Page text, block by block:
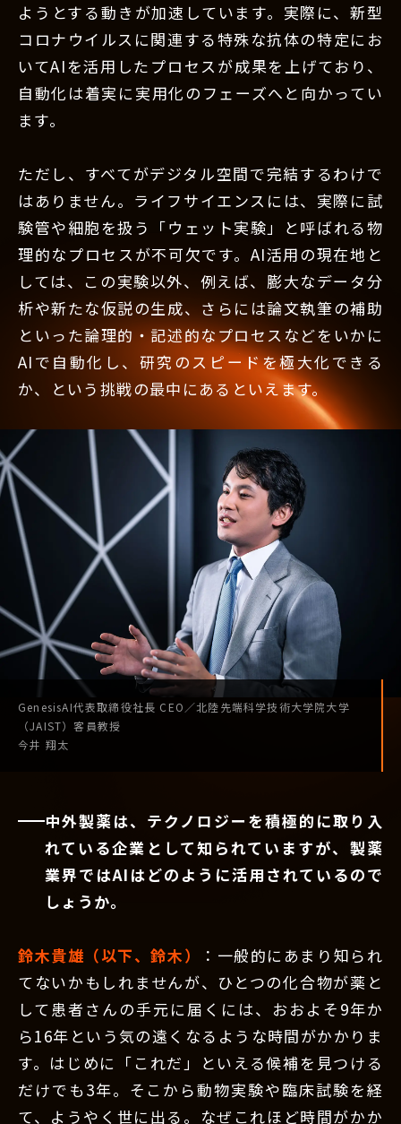
ようとする動きが加速しています。実際に、新型
コロナウイルスに関連する特殊な抗体の特定にお
いてAIを活用したプロセスが成果を上げており、
自動化は着実に実用化のフェーズへと向かってい
ます。
ただし、すべてがデジタル空間で完結するわけで
はありません。ライフサイエンスには、実際に試
験管や細胞を扱う「ウェット実験」と呼ばれる物
理的なプロセスが不可欠です。AI活用の現在地と
しては、この実験以外、例えば、膨大なデータ分
析や新たな仮説の生成、さらには論文執筆の補助
といった論理的・記述的なプロセスなどをいかに
AIで自動化し、研究のスピードを極大化できる
か、という挑戦の最中にあるといえます。
GenesisAI代表取締役社長 CEO ／北陸先端科学技術大学院大学
（JAIST）客員教授
今井 翔太
中外製薬は、テクノロジーを積極的に取り入
れている企業として知られていますが、製薬
業界ではAIはどのように活用されているので
しょうか。
鈴木貴雄（以下、鈴木）
：一般的にあまり知られ
てないかもしれませんが、ひとつの化合物が薬と
して患者さんの手元に届くには、おおよそ9年か
ら16年という気の遠くなるような時間がかかりま
す。はじめに「これだ」といえる候補を見つける
だけでも3年。そこから動物実験や臨床試験を経
て、ようやく世に出る。なぜこれほど時間がかか